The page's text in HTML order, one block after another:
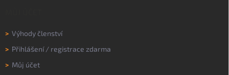
> Výhody členství
> Přihlášení/ registrace zdarma
> Můj účet